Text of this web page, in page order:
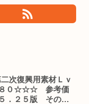
二次復興用素材Ｌｖ
８０☆☆☆ 参考価
．２５版 その